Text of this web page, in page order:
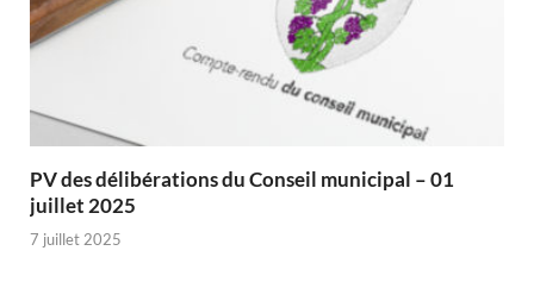
PV des délibérations du Conseil municipal – 01
juillet 2025
7 juillet 2025